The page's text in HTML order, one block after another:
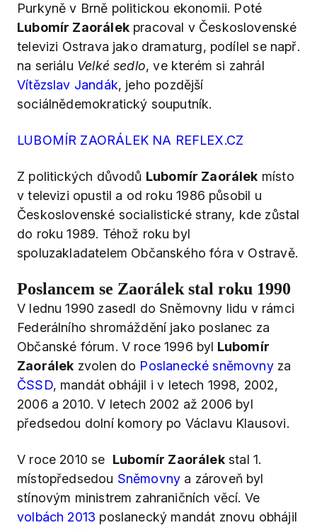
Purkyně v Brně politickou ekonomii. Poté
Lubomír Zaorálekpracoval v Československé
televizi Ostrava jako dramaturg, podílel se např.
na seriálu Velké sedlo, ve kterém si zahrál
Vítězslav Jandák, jeho pozdější
sociálnědemokratický souputník.
LUBOMÍR ZAORÁLEK NA REFLEX.CZ
Z politických důvodů Lubomír Zaorálek místo
v televizi opustil a od roku 1986 působil u
Československé socialistické strany, kde zůstal
do roku 1989. Téhož roku byl
spoluzakladatelem Občanského fóra v Ostravě.
Poslancem se Zaorálek stal roku 1990
V lednu 1990 zasedl do Sněmovny lidu v rámci
Federálního shromáždění jako poslanec za
Občanské fórum. V roce 1996 byl Lubomír
Zaorálek zvolen do Poslanecké sněmovnyza
ČSSD, mandát obhájil i v letech 1998, 2002,
2006 a 2010. V letech 2002 až 2006 byl
předsedou dolní komory po Václavu Klausovi.
V roce 2010 se Lubomír Zaorálekstal 1.
místopředsedou Sněmovny a zároveň byl
stínovým ministrem zahraničních věcí. Ve
volbách 2013 poslanecký mandát znovu obhájil